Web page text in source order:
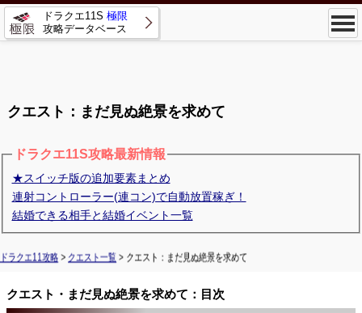
ドラクエ11S 極限
攻略データベース
クエスト：まだ見ぬ絶景を求めて
ドラクエ11S攻略最新情報
★スイッチ版の追加要素まとめ
連射コントローラー(連コン)で自動放置稼ぎ！
結婚できる相手と結婚イベント一覧
ドラクエ11攻略 > クエスト一覧 > クエスト：まだ見ぬ絶景を求めて
クエスト・まだ見ぬ絶景を求めて：目次